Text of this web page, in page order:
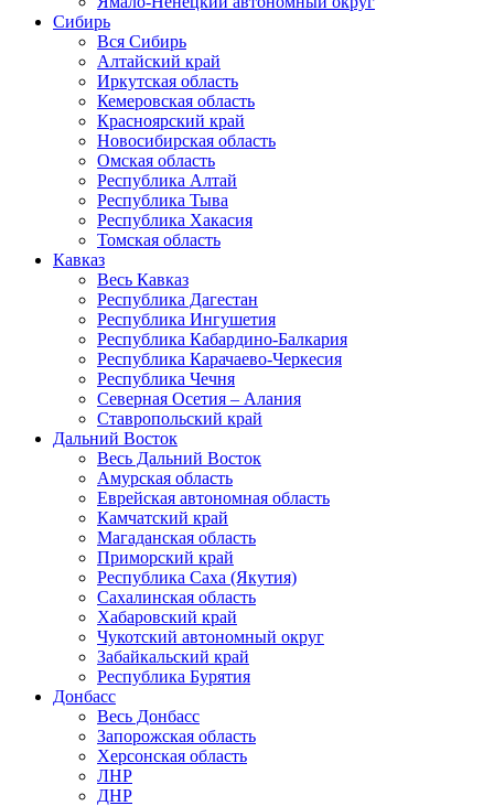
Сибирь
Вся Сибирь
Алтайский край
Иркутская область
Кемеровская область
Красноярский край
Новосибирская область
Омская область
Республика Алтай
Республика Тыва
Республика Хакасия
Томская область
Кавказ
Весь Кавказ
Республика Дагестан
Республика Ингушетия
Республика Кабардино-Балкария
Республика Карачаево-Черкесия
Республика Чечня
Северная Осетия – Алания
Ставропольский край
Дальний Восток
Весь Дальний Восток
Амурская область
Еврейская автономная область
Камчатский край
Магаданская область
Приморский край
Республика Саха (Якутия)
Сахалинская область
Хабаровский край
Чукотский автономный округ
Забайкальский край
Республика Бурятия
Донбасс
Весь Донбасс
Запорожская область
Херсонская область
ЛНР
ДНР